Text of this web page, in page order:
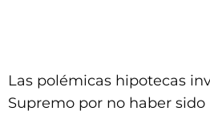
Las polémicas hipotecas
Supremo por no haber